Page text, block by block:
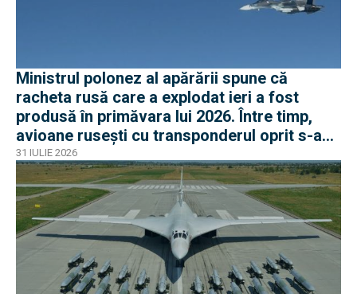
Ministrul polonez al apărării spune că
racheta rusă care a explodat ieri a fost
produsă în primăvara lui 2026. Între timp,
avioane rusești cu transponderul oprit s-au
apropiat de frontiera Poloniei
31 IULIE 2026